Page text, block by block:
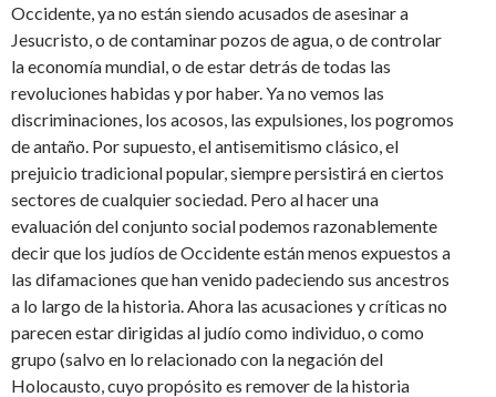
Occidente, ya no están siendo acusados de asesinar a
Jesucristo, o de contaminar pozos de agua, o de controlar
la economía mundial, o de estar detrás de todas las
revoluciones habidas y por haber. Ya no vemos las
discriminaciones, los acosos, las expulsiones, los pogromos
de antaño. Por supuesto, el antisemitismo clásico, el
prejuicio tradicional popular, siempre persistirá en ciertos
sectores de cualquier sociedad. Pero al hacer una
evaluación del conjunto social podemos razonablemente
decir que los judíos de Occidente están menos expuestos a
las difamaciones que han venido padeciendo sus ancestros
a lo largo de la historia. Ahora las acusaciones y críticas no
parecen estar dirigidas al judío como individuo, o como
grupo (salvo en lo relacionado con la negación del
Holocausto, cuyo propósito es remover de la historia